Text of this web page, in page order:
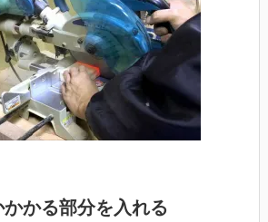
かる部分を入れる